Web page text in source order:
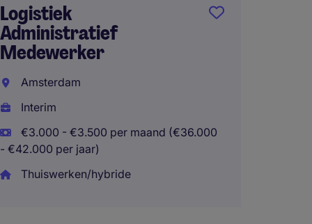
Logistiek
Administratief
Medewerker
Amsterdam
Interim
€3.000 - €3.500 per maand (€36.000
- €42.000 per jaar)
Thuiswerken/hybride